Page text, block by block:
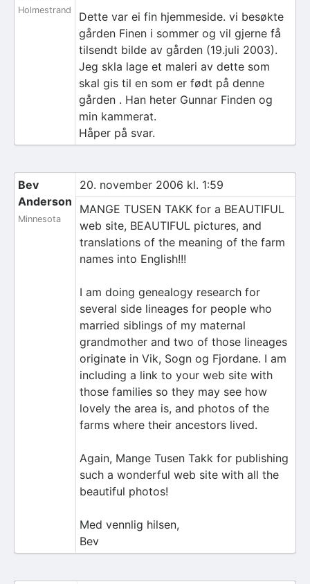
Holmestrand
Dette var ei fin hjemmeside. vi besøkte
gården Finen i sommer og vil gjerne få
tilsendt bilde av gården (19.juli 2003).
Jeg skla lage et maleri av dette som
skal gis til en som er født på denne
gården . Han heter Gunnar Finden og
min kammerat.
Håper på svar.
Bev
Anderson
Minnesota
20. november 2006 kl. 1:59
MANGE TUSEN TAKK for a BEAUTIFUL
web site, BEAUTIFUL pictures, and
translations of the meaning of the farm
names into English!!!
I am doing genealogy research for
several side lineages for people who
married siblings of my maternal
grandmother and two of those lineages
originate in Vik, Sogn og Fjordane. I am
including a link to your web site with
those families so they may see how
lovely the area is, and photos of the
farms where their ancestors lived.
Again, Mange Tusen Takk for publishing
such a wonderful web site with all the
beautiful photos!
Med vennlig hilsen,
Bev